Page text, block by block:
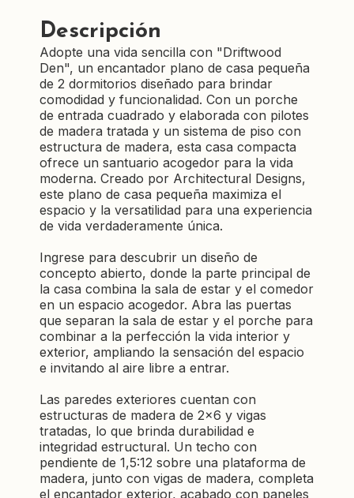
Descripción
Adopte una vida sencilla con "Driftwood
Den", un encantador plano de casa pequeña
de 2 dormitorios diseñado para brindar
comodidad y funcionalidad. Con un porche
de entrada cuadrado y elaborada con pilotes
de madera tratada y un sistema de piso con
estructura de madera, esta casa compacta
ofrece un santuario acogedor para la vida
moderna. Creado por Architectural Designs,
este plano de casa pequeña maximiza el
espacio y la versatilidad para una experiencia
de vida verdaderamente única.
Ingrese para descubrir un diseño de
concepto abierto, donde la parte principal de
la casa combina la sala de estar y el comedor
en un espacio acogedor. Abra las puertas
que separan la sala de estar y el porche para
combinar a la perfección la vida interior y
exterior, ampliando la sensación del espacio
e invitando al aire libre a entrar.
Las paredes exteriores cuentan con
estructuras de madera de 2×6 y vigas
tratadas, lo que brinda durabilidad e
integridad estructural. Un techo con
pendiente de 1,5:12 sobre una plataforma de
madera, junto con vigas de madera, completa
el encantador exterior, acabado con paneles